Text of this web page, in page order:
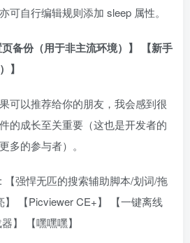
可自行编辑规则添加 sleep 属性。
页备份（用于非主流环境）】 【新手
】
可以推荐给你的朋友，我会感到很
的成长至关重要（这也是开发者的
多的参与者）。
【强悍无匹的搜索辅助脚本/划词/拖
【Picviewer CE+】 【一键离线
】 【嘿嘿嘿】